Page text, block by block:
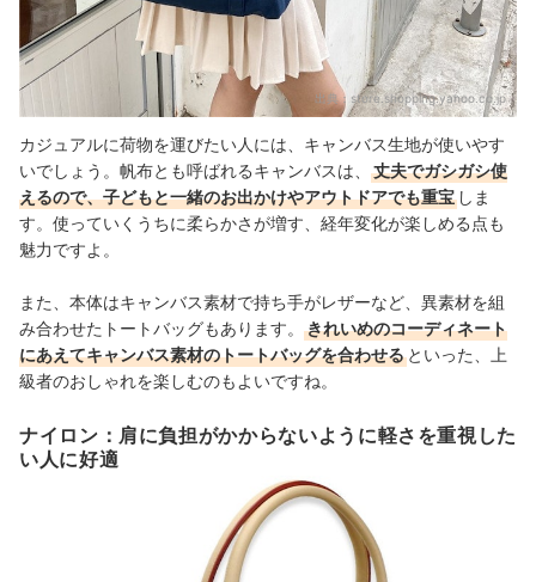
出典： store.shopping.yahoo.co.jp
カジュアルに荷物を運びたい人には、キャンバス生地が使いやす
いでしょう。帆布とも呼ばれるキャンバスは、
丈夫でガシガシ使
えるので、子どもと一緒のお出かけやアウトドアでも重宝 しま
す。使っていくうちに柔らかさが増す、経年変化が楽しめる点も
魅力ですよ。
また、本体はキャンバス素材で持ち手がレザーなど、異素材を組
み合わせたトートバッグもあります。
きれいめのコーディネート
にあえてキャンバス素材のトートバッグを合わせる といった、上
級者のおしゃれを楽しむのもよいですね。
ナイロン：肩に負担がかからないように軽さを重視した
い人に好適